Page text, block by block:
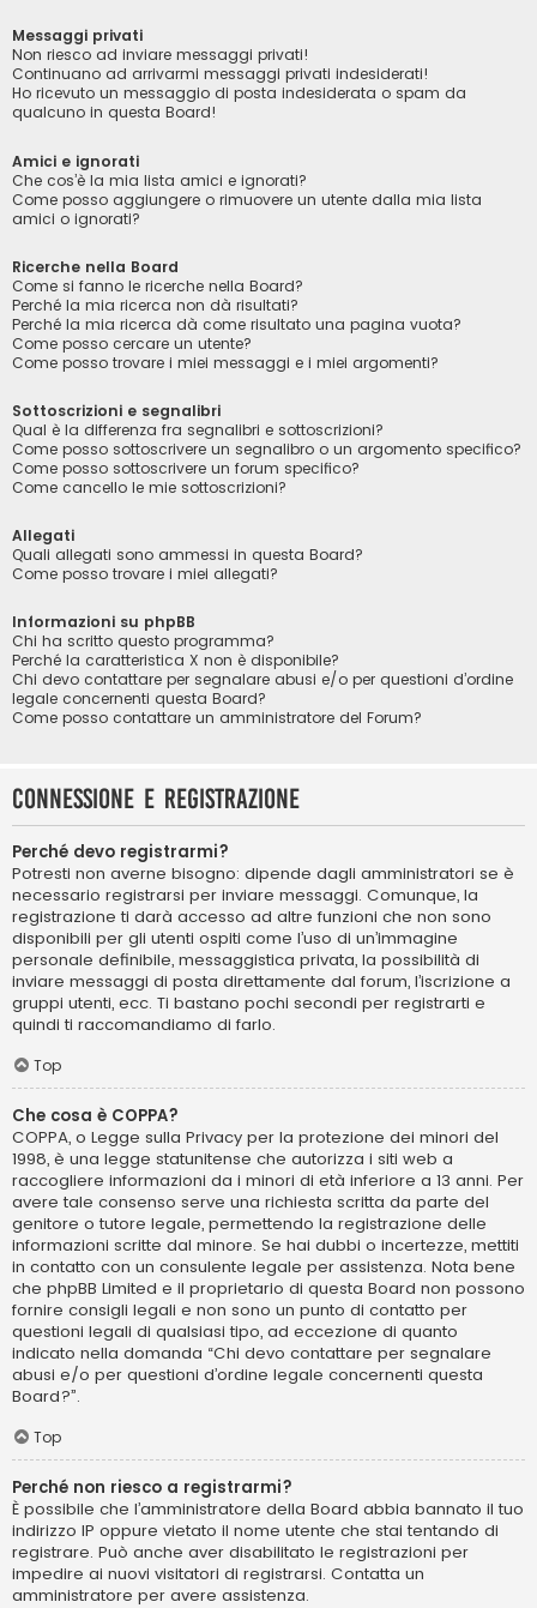
Messaggi privati
Non riesco ad inviare messaggi privati!
Continuano ad arrivarmi messaggi privati indesiderati!
Ho ricevuto un messaggio di posta indesiderata o spam da
qualcuno in questa Board!
Amici e ignorati
Che cos’è la mia lista amici e ignorati?
Come posso aggiungere o rimuovere un utente dalla mia lista
amici o ignorati?
Ricerche nella Board
Come si fanno le ricerche nella Board?
Perché la mia ricerca non dà risultati?
Perché la mia ricerca dà come risultato una pagina vuota?
Come posso cercare un utente?
Come posso trovare i miei messaggi e i miei argomenti?
Sottoscrizioni e segnalibri
Qual è la differenza fra segnalibri e sottoscrizioni?
Come posso sottoscrivere un segnalibro o un argomento specifico?
Come posso sottoscrivere un forum specifico?
Come cancello le mie sottoscrizioni?
Allegati
Quali allegati sono ammessi in questa Board?
Come posso trovare i miei allegati?
Informazioni su phpBB
Chi ha scritto questo programma?
Perché la caratteristica X non è disponibile?
Chi devo contattare per segnalare abusi e/o per questioni d’ordine
legale concernenti questa Board?
Come posso contattare un amministratore del Forum?
Connessione e registrazione
Perché devo registrarmi?
Potresti non averne bisogno: dipende dagli amministratori se è
necessario registrarsi per inviare messaggi. Comunque, la
registrazione ti darà accesso ad altre funzioni che non sono
disponibili per gli utenti ospiti come l’uso di un’immagine
personale definibile, messaggistica privata, la possibilità di
inviare messaggi di posta direttamente dal forum, l’iscrizione a
gruppi utenti, ecc. Ti bastano pochi secondi per registrarti e
quindi ti raccomandiamo di farlo.
Top
Che cosa è COPPA?
COPPA, o Legge sulla Privacy per la protezione dei minori del
1998, è una legge statunitense che autorizza i siti web a
raccogliere informazioni da i minori di età inferiore a 13 anni. Per
avere tale consenso serve una richiesta scritta da parte del
genitore o tutore legale, permettendo la registrazione delle
informazioni scritte dal minore. Se hai dubbi o incertezze, mettiti
in contatto con un consulente legale per assistenza. Nota bene
che phpBB Limited e il proprietario di questa Board non possono
fornire consigli legali e non sono un punto di contatto per
questioni legali di qualsiasi tipo, ad eccezione di quanto
indicato nella domanda “Chi devo contattare per segnalare
abusi e/o per questioni d’ordine legale concernenti questa
Board?”.
Top
Perché non riesco a registrarmi?
È possibile che l’amministratore della Board abbia bannato il tuo
indirizzo IP oppure vietato il nome utente che stai tentando di
registrare. Può anche aver disabilitato le registrazioni per
impedire ai nuovi visitatori di registrarsi. Contatta un
amministratore per avere assistenza.